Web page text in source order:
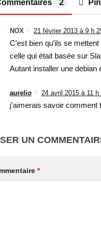
2
NOX 21 février 2013 à 9 h
C’est bien qu’ils se
celle qui était basée sur
Autant installer une
aurelio 24 avril 2015 à 11 h
j’aimerais savoir
UN
*